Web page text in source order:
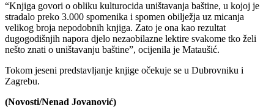
“Knjiga govori o obliku kulturocida uništavanja baštine, u kojoj je
stradalo preko 3.000 spomenika i spomen obilježja uz micanja
velikog broja nepodobnih knjiga. Zato je ona kao rezultat
dugogodišnjih napora djelo nezaobilazne lektire svakome tko želi
nešto znati o uništavanju baštine”, ocijenila je Mataušić.
Tokom jeseni predstavljanje knjige očekuje se u Dubrovniku i
Zagrebu.
(Novosti/Nenad Jovanović)